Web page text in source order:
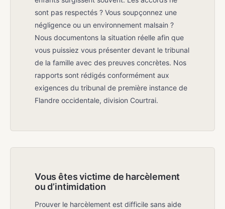
sont pas respectés ? Vous soupçonnez une
négligence ou un environnement malsain ?
Nous documentons la situation réelle afin que
vous puissiez vous présenter devant le tribunal
de la famille avec des preuves concrètes. Nos
rapports sont rédigés conformément aux
exigences du tribunal de première instance de
Flandre occidentale, division Courtrai.
Vous êtes victime de harcèlement
ou d’intimidation
Prouver le harcèlement est difficile sans aide